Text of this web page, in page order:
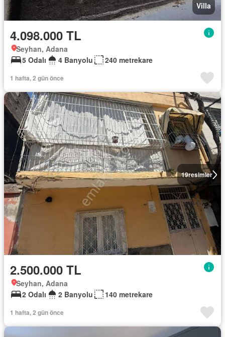
Villa
4.098.000 TL
Seyhan, Adana
5 Odalı
4 Banyolu 240 metrekare
1 hafta, 2 gün önce
19resimler
2.500.000 TL
Seyhan, Adana
2 Odalı
2 Banyolu 140 metrekare
1 hafta, 2 gün önce